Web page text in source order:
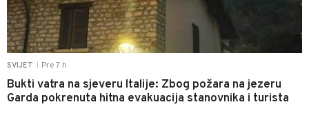
SVIJET Pre 7 h
Bukti vatra na sjeveru Italije: Zbog požara na jezeru
Garda pokrenuta hitna evakuacija stanovnika i turista